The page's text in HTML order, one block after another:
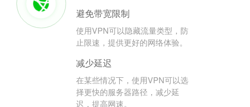
避免带宽限制
使用VPN可以隐藏流量类型，防
止限速，提供更好的网络体验。
减少延迟
在某些情况下，使用VPN可以选
择更快的服务器路径，减少延
迟，提高网速。